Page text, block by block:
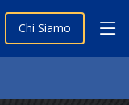
Chi Siamo